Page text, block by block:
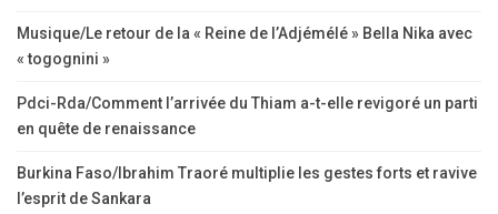
Musique/Le retour de la « Reine de l’Adjémélé » Bella Nika avec
« togognini »
Pdci-Rda/Comment l’arrivée du Thiam a-t-elle revigoré un parti
en quête de renaissance
Burkina Faso/Ibrahim Traoré multiplie les gestes forts et ravive
l’esprit de Sankara